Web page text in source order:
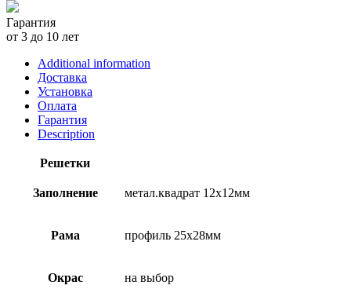
Гарантия
от 3 до 10 лет
Additional information
Доставка
Установка
Оплата
Гарантия
Description
Решетки
Заполнение метал.квадрат 12х12мм
Рама профиль 25х28мм
Окрас на выбор